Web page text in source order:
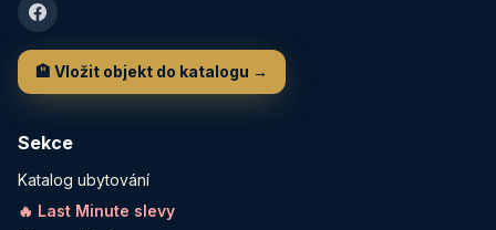
🏨 Vložit objekt do katalogu →
Sekce
Katalog ubytování
🔥 Last Minute slevy